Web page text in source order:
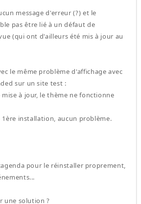
message d'erreur (?) et le
pas être lié à un défaut de
(qui ont d'ailleurs été mis à jour au
le même problème d'affichage avec
sur un site test :
à jour, le thème ne fonctionne
1ère installation, aucun problème.
pour le réinstaller proprement,
une solution ?